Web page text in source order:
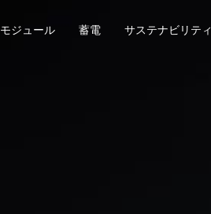
モジュール 蓄電 サステナビリティ